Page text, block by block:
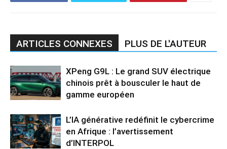
ARTICLES CONNEXES PLUS DE L'AUTEUR
XPeng G9L : Le grand SUV électrique
chinois prêt à bousculer le haut de
gamme européen
L’IA générative redéfinit le cybercrime
en Afrique : l’avertissement
d’INTERPOL